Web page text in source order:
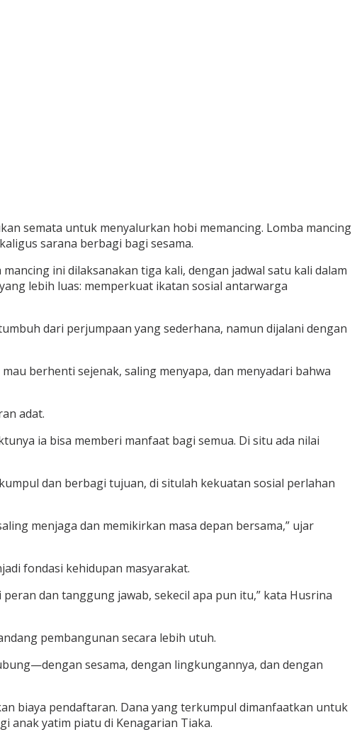
semata untuk menyalurkan hobi memancing. Lomba mancing
sarana berbagi bagi sesama.
ini dilaksanakan tiga kali, dengan jadwal satu kali dalam
lebih luas: memperkuat ikatan sosial antarwarga
dari perjumpaan yang sederhana, namun dijalani dengan
berhenti sejenak, saling menyapa, dan menyadari bahwa
adat.
ia bisa memberi manfaat bagi semua. Di situ ada nilai
dan berbagi tujuan, di situlah kekuatan sosial perlahan
menjaga dan memikirkan masa depan bersama,” ujar
fondasi kehidupan masyarakat.
dan tanggung jawab, sekecil apa pun itu,” kata Husrina
pembangunan secara lebih utuh.
sesama, dengan lingkungannya, dan dengan
biaya pendaftaran. Dana yang terkumpul dimanfaatkan untuk
anak yatim piatu di Kenagarian Tiaka.